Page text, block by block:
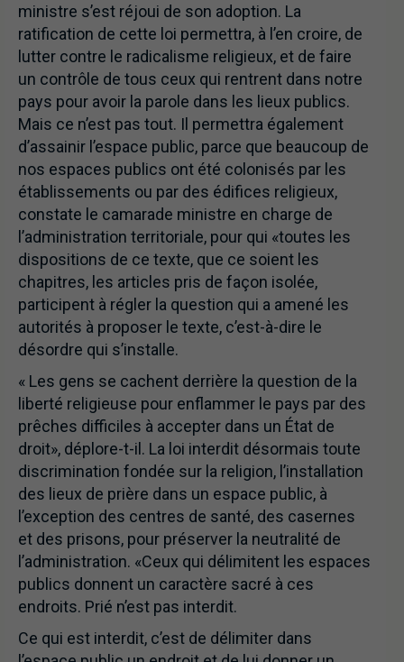
ministre s’est réjoui de son adoption. La
ratification de cette loi permettra, à l’en croire, de
lutter contre le radicalisme religieux, et de faire
un contrôle de tous ceux qui rentrent dans notre
pays pour avoir la parole dans les lieux publics.
Mais ce n’est pas tout. Il permettra également
d’assainir l’espace public, parce que beaucoup de
nos espaces publics ont été colonisés par les
établissements ou par des édifices religieux,
constate le camarade ministre en charge de
l’administration territoriale, pour qui «toutes les
dispositions de ce texte, que ce soient les
chapitres, les articles pris de façon isolée,
participent à régler la question qui a amené les
autorités à proposer le texte, c’est-à-dire le
désordre qui s’installe.
« Les gens se cachent derrière la question de la
liberté religieuse pour enflammer le pays par des
prêches difficiles à accepter dans un État de
droit», déplore-t-il. La loi interdit désormais toute
discrimination fondée sur la religion, l’installation
des lieux de prière dans un espace public, à
l’exception des centres de santé, des casernes
et des prisons, pour préserver la neutralité de
l’administration. «Ceux qui délimitent les espaces
publics donnent un caractère sacré à ces
endroits. Prié n’est pas interdit.
Ce qui est interdit, c’est de délimiter dans